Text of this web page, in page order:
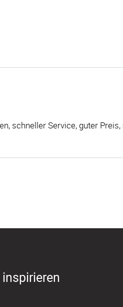
schneller Service, guter